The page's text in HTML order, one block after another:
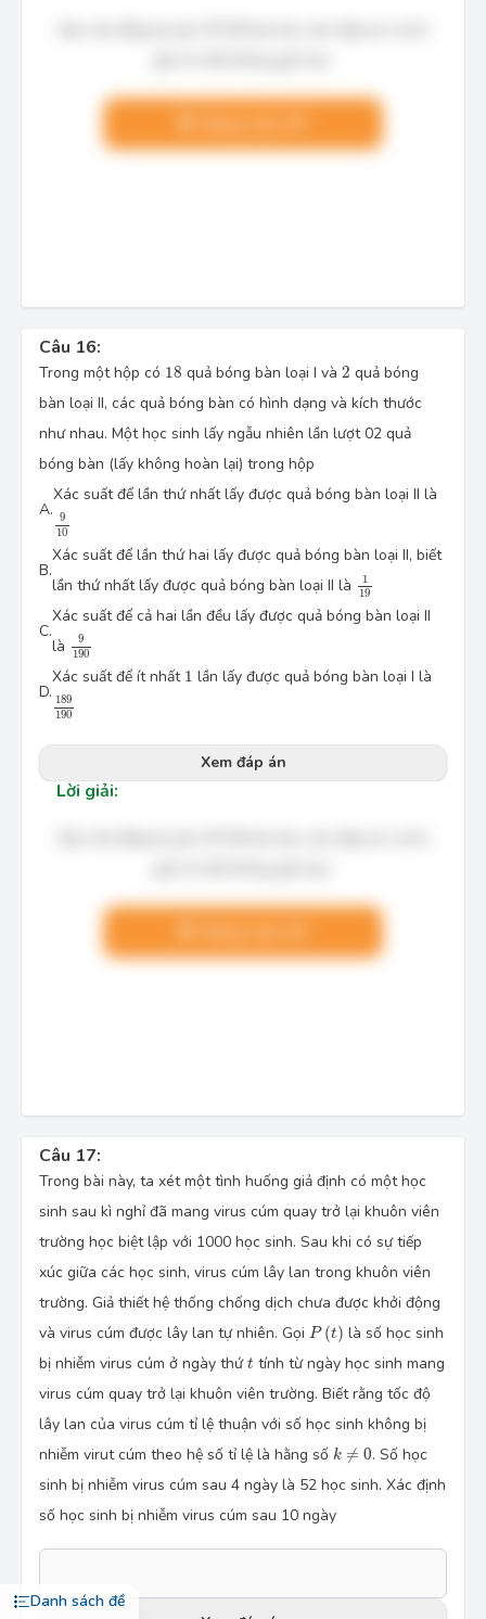
Danh sách đề
Câu 16:
Trong một hộp có 18
18 quả bóng bàn loại I và 2
2 quả bóng
bàn loại II, các quả bóng bàn có hình dạng và kích thước
như nhau. Một học sinh lấy ngẫu nhiên lần lượt 02 quả
bóng bàn (lấy không hoàn lại) trong hộp
A.
Xác suất để lần thứ nhất lấy được quả bóng bàn loại II là
9
10
910
B.
Xác suất để lần thứ hai lấy được quả bóng bàn loại II, biết
lần thứ nhất lấy được quả bóng bàn loại II là
1
19
119
C.
Xác suất để cả hai lần đều lấy được quả bóng bàn loại II
là
9
190
9190
D.
Xác suất để ít nhất 1
1 lần lấy được quả bóng bàn loại I là
189
190
189
Xem đáp án
Lời giải:
Câu 17:
Trong bài này, ta xét một tình huống giả định có một học
sinh sau kì nghỉ đã mang virus cúm quay trở lại khuôn viên
trường học biệt lập với 1000 học sinh. Sau khi có sự tiếp
xúc giữa các học sinh, virus cúm lây lan trong khuôn viên
trường. Giả thiết hệ thống chống dịch chưa được khởi động
và virus cúm được lây lan tự nhiên. Gọi P (t)
P( t) là số học sinh
bị nhiễm virus cúm ở ngày thứ t
t tính từ ngày học sinh mang
virus cúm quay trở lại khuôn viên trường. Biết rằng tốc độ
lây lan của virus cúm tỉ lệ thuận với số học sinh không bị
nhiễm virut cúm theo hệ số tỉ lệ là hằng số k ≠ 0
k 0
. Số học
sinh bị nhiễm virus cúm sau 4 ngày là 52 học sinh. Xác định
số học sinh bị nhiễm virus cúm sau 10 ngày